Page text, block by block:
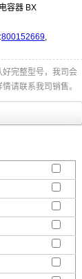
容器 BX
800152669,
好完整型号，我司会
请联系我司销售。